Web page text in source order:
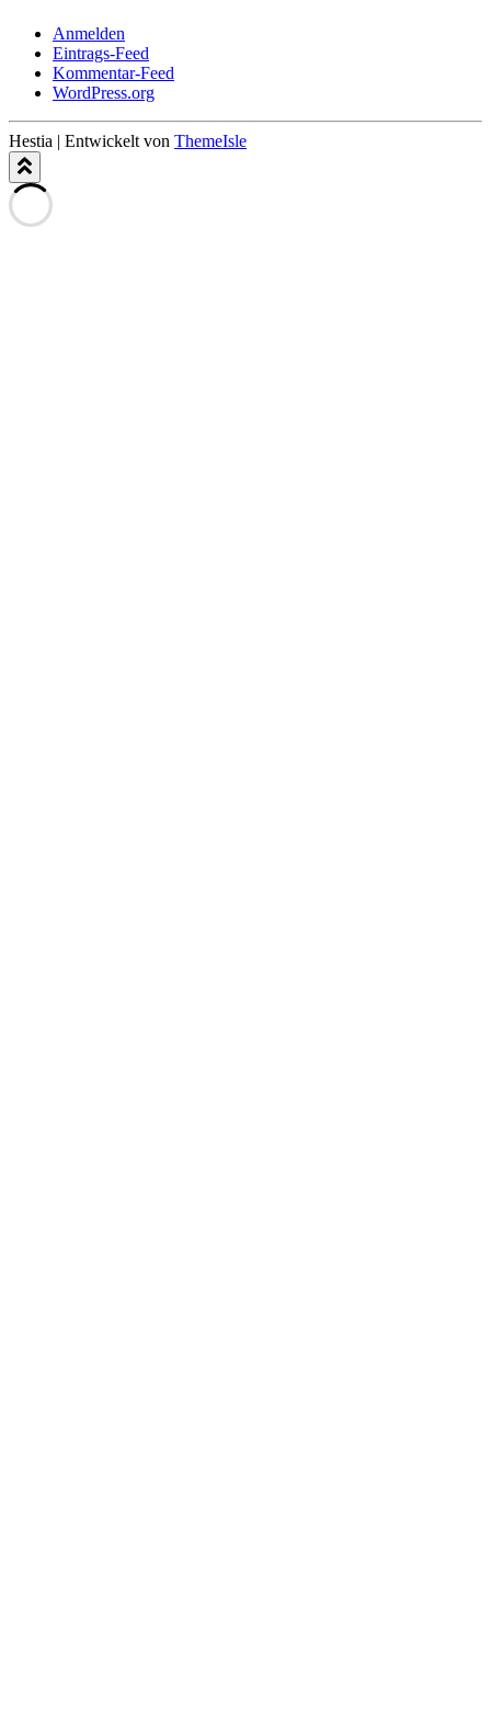
Anmelden
Eintrags-Feed
Kommentar-Feed
WordPress.org
Hestia | Entwickelt von ThemeIsle